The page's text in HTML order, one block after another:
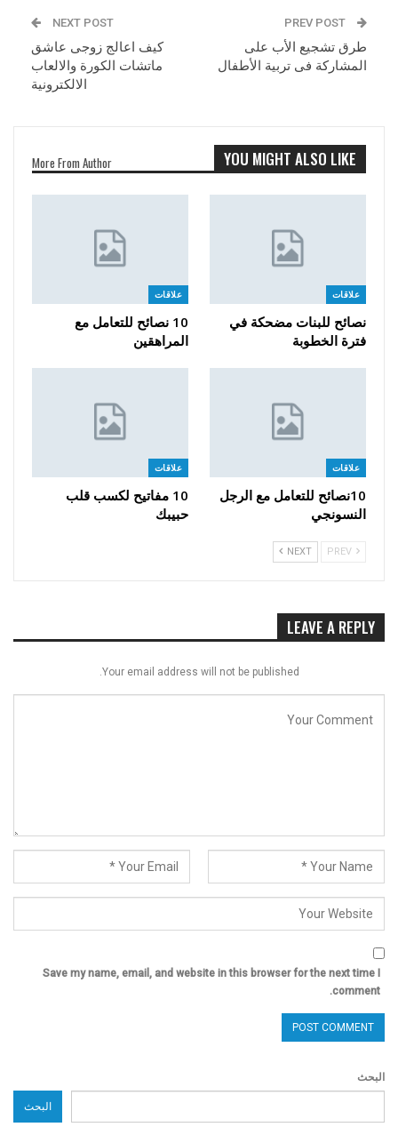
طرق تشجيع الأب على
المشاركة فى تربية الأطفال
NEXT POST
كيف اعالج زوجى عاشق
ماتشات الكورة والالعاب
الالكترونية
YOU MIGHT ALSO LIKE
More From Author
علاقات
نصائح للبنات مضحكة في
فترة الخطوبة
علاقات
10 نصائح للتعامل مع
المراهقين
علاقات
10نصائح للتعامل مع الرجل
النسونجي
علاقات
10 مفاتيح لكسب قلب
حبيبك
NEXT
LEAVE A REPLY
Your email address will not be published.
Save my name, email, and website in this browser for the next time I
comment.
البحث
البحث